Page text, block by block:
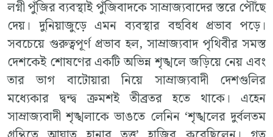
লগ্নী পুঁজির ব্যবস্থাই পুঁজিবাদকে সাম্রাজ্যবাদের স্তরে পৌঁছে
দেয়। দুনিয়াজুড়ে এমন ব্যবস্থার বহুবিধ প্রভাব পড়ে।
সবচেয়ে গুরুত্বপূর্ণ প্রভাব হল, সাম্রাজ্যবাদ পৃথিবীর সমস্ত
দেশকেই শোষণের একটি অভিন্ন শৃঙ্খলে জড়িয়ে নেয় এবং
তার ভাগ বাটোয়ারা নিয়ে সাম্রাজ্যবাদী দেশগুলির
মধ্যেকার দ্বন্দ্ব ক্রমশই তীব্রতর হতে থাকে। এহেন
সাম্রাজ্যবাদী শৃঙ্খলাকে ভাঙতে লেনিন ‘শৃঙ্খলের দুর্বলতম